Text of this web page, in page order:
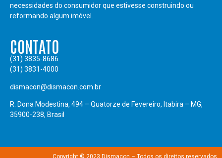
necessidades do consumidor que estivesse construindo ou
reformando algum imóvel.
CONTATO
(31) 3835-8686
(31) 3831-4000
dismacon@dismacon.com.br
R. Dona Modestina, 494 – Quatorze de Fevereiro, Itabira – MG,
35900-238, Brasil
Copyright © 2023 Dismacon – Todos os direitos reservados